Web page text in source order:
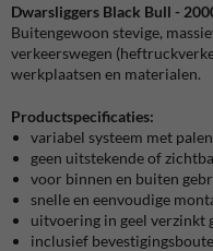
Dwarsliggers Black Bull -
Buitengewoon stevige,
verkeerswegen
werkplaatsen en materialen.
Productspecificaties:
variabel systeem met
geen uitstekende of
voor binnen en buiten
snelle en eenvoudige
uitvoering in geel verzinkt
inclusief